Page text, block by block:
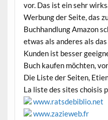
vor. Das ist ein sehr
Werbung der Seite, das
Buchhandlung Amazon
etwas als anderes als
Kunden ist besser
Buch kaufen möchten,
Die Liste der Seiten,
La liste des sites choisis
www.ratsdebiblio.net
www.zazieweb.fr